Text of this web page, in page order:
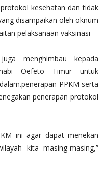
kesehatan dan tidak
disampaikan oleh oknum
pelaksanaan vaksinasi
menghimbau kepada
Oefeto Timur untuk
PPKM serta
penerapan protokol
ini agar dapat menekan
kita masing-masing,”